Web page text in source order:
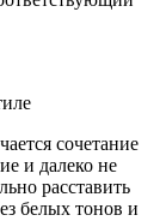
сочетание
и далеко не
расставить
белых тонов и